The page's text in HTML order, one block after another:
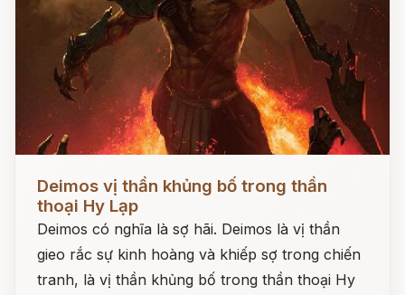
Deimos vị thần khủng bố trong thần
thoại Hy Lạp
Deimos có nghĩa là sợ hãi. Deimos là vị thần
gieo rắc sự kinh hoàng và khiếp sợ trong chiến
tranh, là vị thần khủng bố trong thần thoại Hy